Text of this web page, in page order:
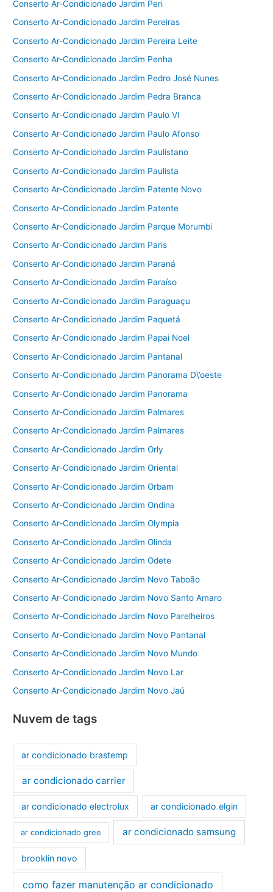
Conserto Ar-Condicionado Jardim Peri
Conserto Ar-Condicionado Jardim Pereiras
Conserto Ar-Condicionado Jardim Pereira Leite
Conserto Ar-Condicionado Jardim Penha
Conserto Ar-Condicionado Jardim Pedro José Nunes
Conserto Ar-Condicionado Jardim Pedra Branca
Conserto Ar-Condicionado Jardim Paulo VI
Conserto Ar-Condicionado Jardim Paulo Afonso
Conserto Ar-Condicionado Jardim Paulistano
Conserto Ar-Condicionado Jardim Paulista
Conserto Ar-Condicionado Jardim Patente Novo
Conserto Ar-Condicionado Jardim Patente
Conserto Ar-Condicionado Jardim Parque Morumbi
Conserto Ar-Condicionado Jardim Paris
Conserto Ar-Condicionado Jardim Paraná
Conserto Ar-Condicionado Jardim Paraíso
Conserto Ar-Condicionado Jardim Paraguaçu
Conserto Ar-Condicionado Jardim Paquetá
Conserto Ar-Condicionado Jardim Papai Noel
Conserto Ar-Condicionado Jardim Pantanal
Conserto Ar-Condicionado Jardim Panorama D\’oeste
Conserto Ar-Condicionado Jardim Panorama
Conserto Ar-Condicionado Jardim Palmares
Conserto Ar-Condicionado Jardim Palmares
Conserto Ar-Condicionado Jardim Orly
Conserto Ar-Condicionado Jardim Oriental
Conserto Ar-Condicionado Jardim Orbam
Conserto Ar-Condicionado Jardim Ondina
Conserto Ar-Condicionado Jardim Olympia
Conserto Ar-Condicionado Jardim Olinda
Conserto Ar-Condicionado Jardim Odete
Conserto Ar-Condicionado Jardim Novo Taboão
Conserto Ar-Condicionado Jardim Novo Santo Amaro
Conserto Ar-Condicionado Jardim Novo Parelheiros
Conserto Ar-Condicionado Jardim Novo Pantanal
Conserto Ar-Condicionado Jardim Novo Mundo
Conserto Ar-Condicionado Jardim Novo Lar
Conserto Ar-Condicionado Jardim Novo Jaú
Nuvem de tags
ar condicionado brastemp
ar condicionado carrier
ar condicionado electrolux ar condicionado elgin
ar condicionado gree ar condicionado samsung
brooklin novo
como fazer manutenção ar condicionado